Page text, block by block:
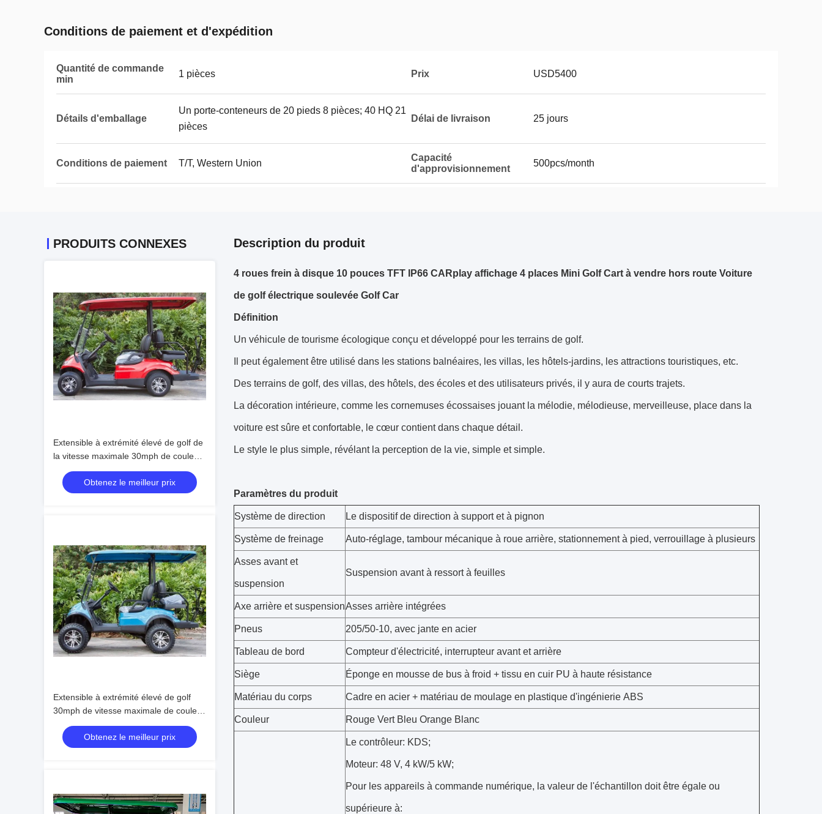
Conditions de paiement et d'expédition
Quantité de commande
min
1 pièces Prix USD5400
Détails d'emballage
Un porte-conteneurs de 20 pieds 8 pièces; 40 HQ 21
pièces
Délai de livraison 25 jours
Conditions de paiement T/T, Western Union
Capacité
d'approvisionnement
500pcs/month
PRODUITS CONNEXES
Extensible à extrémité élevé de golf de
la vitesse maximale 30mph de couleur
personnalisable électrique de chariot
Obtenez le meilleur prix
Extensible à extrémité élevé de golf
30mph de vitesse maximale de couleur
personnalisable électrique de chariot
Obtenez le meilleur prix
Description du produit
4 roues frein à disque 10 pouces TFT IP66 CARplay affichage 4 places Mini Golf Cart à vendre hors route Voiture
de golf électrique soulevée Golf Car
Définition
Un véhicule de tourisme écologique conçu et développé pour les terrains de golf.
Il peut également être utilisé dans les stations balnéaires, les villas, les hôtels-jardins, les attractions touristiques, etc.
Des terrains de golf, des villas, des hôtels, des écoles et des utilisateurs privés, il y aura de courts trajets.
La décoration intérieure, comme les cornemuses écossaises jouant la mélodie, mélodieuse, merveilleuse, place dans la
voiture est sûre et confortable, le cœur contient dans chaque détail.
Le style le plus simple, révélant la perception de la vie, simple et simple.
Paramètres du produit
Système de direction Le dispositif de direction à support et à pignon
Système de freinage Auto-réglage, tambour mécanique à roue arrière, stationnement à pied, verrouillage à plusieurs
Asses avant et
suspension
Suspension avant à ressort à feuilles
Axe arrière et suspensionAsses arrière intégrées
Pneus 205/50-10, avec jante en acier
Tableau de bord Compteur d'électricité, interrupteur avant et arrière
Siège Éponge en mousse de bus à froid + tissu en cuir PU à haute résistance
Matériau du corps Cadre en acier + matériau de moulage en plastique d'ingénierie ABS
Couleur Rouge Vert Bleu Orange Blanc
Le contrôleur: KDS;
Moteur: 48 V, 4 kW/5 kW;
Pour les appareils à commande numérique, la valeur de l'échantillon doit être égale ou
supérieure à: